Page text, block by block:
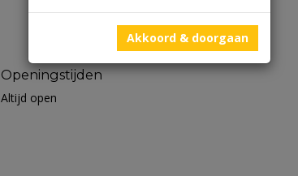
Openingstijden
Altijd open
Akkoord & doorgaan